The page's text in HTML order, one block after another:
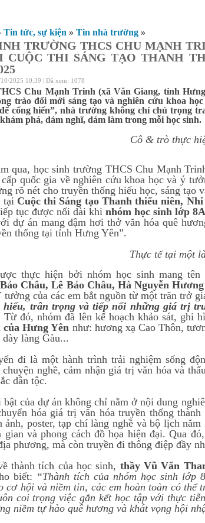
Tin tức, sự kiện » Tin nhà trường »
TRƯỜNG THCS CHU MẠNH
CUỘC THI SÁNG TẠO THANH
2025 10:39 | Đã xem: 1078
Chu Mạnh Trinh (xã Văn Giang, tỉnh
trào đổi mới sáng tạo và nghiên cứu khoa
cống hiến”, nhà trường không chỉ chú trọng
phá, dám nghĩ, dám làm trong mỗi học sinh.
Cô & trò thực
qua, học sinh trường THCS Chu Mạnh
quốc gia về nghiên cứu khoa học và ý
rõ nét cho truyền thống hiếu học, sáng tạo
tại Cuộc thi Sáng tạo Thanh thiếu niên,
tục được nối dài khi nhóm học sinh lớp
dự án mang đậm hơi thở văn hóa quê
thống tại tỉnh Hưng Yên”.
Thực tế tại một
thực hiện bởi nhóm học sinh mang tên
Châu, Lê Bảo Châu, Hà Nguyễn
tưởng của các em bắt nguồn từ một trăn trở
hiểu, trân trọng và tiếp nối những giá trị
Từ đó, nhóm đã lên kế hoạch khảo sát, ghi
của Hưng Yên như: hương xạ Cao Thôn,
làng Gàu...
đi là một hành trình trải nghiệm sống
chuyện nghề, cảm nhận giá trị văn hóa và
dân tộc.
của dự án không chỉ nằm ở nội dung
hóa giá trị văn hóa truyền thống
ảnh, poster, tạp chí làng nghề và bộ lịch
gian và phong cách đồ họa hiện đại. Qua
phương, mà còn truyền đi thông điệp đầy
thành tích của học sinh, thầy Vũ Văn
biết: “Thành tích của nhóm học sinh lớp
cơ hội và niềm tin, các em hoàn toàn có
coi trọng việc gắn kết học tập với thực
niềm tự hào quê hương và khát vọng hội